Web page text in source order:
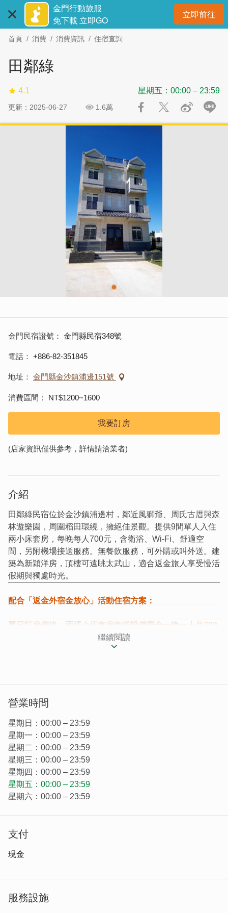
主
金門行動旅服
免下載 立即GO
立即前往開
首頁 消費 消費資訊 住宿查詢
田鄰綠
4.1 星期五：00:00 – 23:59
更新：2025-06-27 1.6萬
社
金門民宿證號 金門縣民宿348號
電話 +886-82-351845
地址 金門縣金沙鎮浦邊151號
消費區間 NT$1200~1600
我要訂房
(店家資訊僅供參考，詳情請洽業者)
介紹
田鄰綠民宿位於金沙鎮浦邊村，鄰近風獅爺、周氏古厝與森
林遊樂園，周圍稻田環繞，擁絕佳景觀。提供9間單人入住
兩小床套房，每晚每人700元，含衛浴、Wi-Fi、舒適空
間，另附機場接送服務。無餐飲服務，可外購或叫外送。建
築為新穎洋房，頂樓可遠眺太武山，適合返金旅人享受慢活
假期與獨處時光。
配合「返金外宿金放心」活動住宿方案：
單日訂房價格：兩張小床套房衛浴設備齊全一晚一人住700
位在金沙鎮浦邊村內，靠近浦邊風獅爺、周氏古厝、金沙水
庫與金門森林遊樂園等知名景點，擁有可望天看稻浪的絕佳
地理位置，在這裡，不論是想欣賞日出思考一日之計，或看
著夕陽細細品味人生，都能夠滿足你的心。
「金門住宿‧田鄰綠民宿」為一幢獨棟新穎洋房，四周被綠
油油的稻田擁抱，爬上頂樓更可看見太武山美景與高粱田隨
風搖擺著，彷彿正演奏一曲愜意的樂章，讓心也跟著沉靜起
來。
成，不論是少女粉、沉穩綠又或是寧靜藍與繽紛黃都令人眼
圍，旅人可隨興自在地徜徉於此，在這帶著田園漫活風情的
繼續閱讀
營業時間
星期日：00:00 – 23:59
星期一：00:00 – 23:59
星期二：00:00 – 23:59
星期三：00:00 – 23:59
星期四：00:00 – 23:59
星期五：00:00 – 23:59
星期六：00:00 – 23:59
支付
現金
服務設施